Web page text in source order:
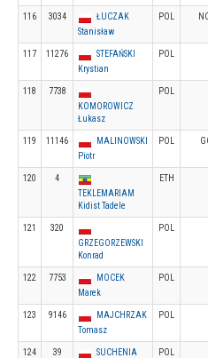
116 3034
ŁUCZAK
Stanisław
POL
117 11276
STEFAŃSKI
Krystian
POL
118
7738
KOMOROWICZ
Łukasz
POL
119 11146
MALINOWSKI
Piotr
POL
120
4
TEKLEMARIAM
Kidist Tadele
ETH
121
320
GRZEGORZEWSKI
Konrad
POL
122 7753
MOCEK
Marek
POL
123 9146
MAJCHRZAK
Tomasz
POL
124 39
SUCHENIA
POL